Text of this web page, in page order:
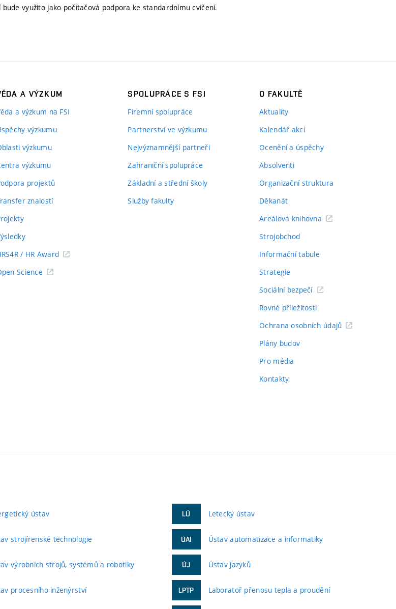
bude využito jako počítačová podpora ke standardnímu cvičení.
A VÝZKUM
a výzkum na FSI
výzkumu
výzkumu
výzkumu
projektů
znalostí
/ HR Award
Science
SPOLUPRÁCE S FSI
Firemní spolupráce
Partnerství ve výzkumu
Nejvýznamnější partneři
Zahraniční spolupráce
Základní a střední školy
Služby fakulty
O FAKULTĚ
Aktuality
Kalendář akcí
Ocenění a úspěchy
Absolventi
Organizační struktura
Děkanát
Areálová knihovna
Strojobchod
Informační tabule
Strategie
Sociální bezpečí
Rovné příležitosti
Ochrana osobních údajů
Plány budov
Pro média
Kontakty
ústav
strojírenské technologie
výrobních strojů, systémů a robotiky
procesního inženýrství
LÚ Letecký ústav
ÚAI Ústav automatizace a informatiky
ÚJ Ústav jazyků
LPTP Laboratoř přenosu tepla a proudění